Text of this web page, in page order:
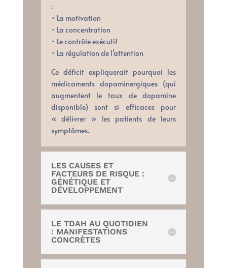
:
• La motivation
• La concentration
• Le contrôle exécutif
• La régulation de l’attention
Ce déficit expliquerait pourquoi les
médicaments dopaminergiques (qui
augmentent le taux de dopamine
disponible) sont si efficaces pour
« délivrer » les patients de leurs
symptômes.
LES CAUSES ET
FACTEURS DE RISQUE :
GÉNÉTIQUE ET
DÉVELOPPEMENT
LE TDAH AU QUOTIDIEN
: MANIFESTATIONS
CONCRÈTES